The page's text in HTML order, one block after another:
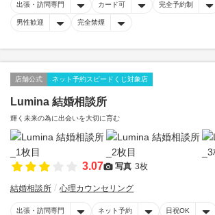
出張・訪問専門 カード可 完全予約制
男性歓迎 完全禁煙
店舗公式 ネット予約スピードくじ対象店
Lumina 結婚相談所
輝く未来の為に出会いを大切に育む
3.07 写真 3枚
結婚相談所 心理カウンセリング
出張・訪問専門 ネット予約 日祝OK